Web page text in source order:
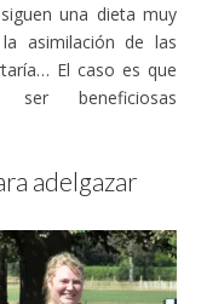
una dieta muy
asimilación de las
El caso es que
beneficiosas
adelgazar